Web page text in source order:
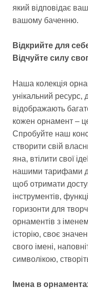
який відповідає
вашому баченню.
Відкрийте для
Відчуйте силу
Наша колекція
унікальний
відображають
кожен орнамент – це
Спробуйте наш
створити свій
яна, втілити свої
нашими тарифами
щоб отримати
інструментів,
горизонти для
орнаментів з
історію, своє
свого імені,
символікою,
Імена в